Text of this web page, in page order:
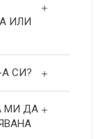
ИЛИ
СИ?
МИ ДА